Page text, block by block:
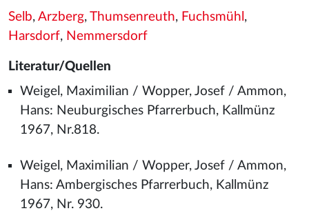
Selb, Arzberg, Thumsenreuth, Fuchsmühl ,
Harsdorf, Nemmersdorf
Literatur/Quellen
Weigel, Maximilian / Wopper, Josef / Ammon,
Hans: Neuburgisches Pfarrerbuch, Kallmünz
1967, Nr.818.
Weigel, Maximilian / Wopper, Josef / Ammon,
Hans: Ambergisches Pfarrerbuch, Kallmünz
1967, Nr. 930.